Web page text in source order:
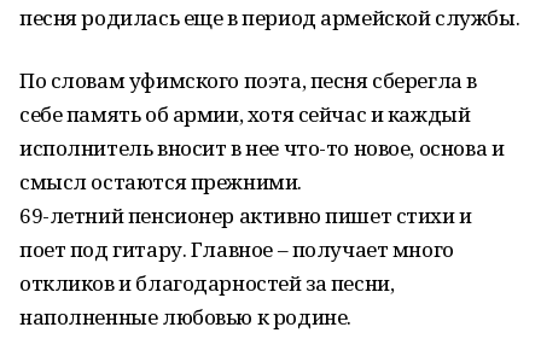
песня родилась еще в период армейской службы.
По словам уфимского поэта, песня сберегла в
себе память об армии, хотя сейчас и каждый
исполнитель вносит в нее что-то новое, основа и
смысл остаются прежними.
69-летний пенсионер активно пишет стихи и
поет под гитару. Главное – получает много
откликов и благодарностей за песни,
наполненные любовью к родине.